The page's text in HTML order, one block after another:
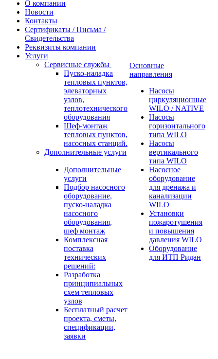
О компании
Новости
Контакты
Сертификаты / Письма /
Свидетельства
Реквизиты компании
Услуги
Сервисные службы
Пуско-наладка
тепловых пунктов,
элеваторных
узлов,
теплотехнического
оборудования
Шеф-монтаж
тепловых пунктов,
насосных станций.
Дополнительные услуги
Дополнительные
услуги
Подбор насосного
оборудование,
пуско-наладка
насосного
оборудования,
шеф монтаж
Комплексная
поставка
технических
решений:
Разработка
принципиальных
схем тепловых
узлов
Бесплатный расчет
проекта, сметы,
спецификации,
заявки
Основные
направления
Насосы
циркуляционные
WILO / NATIVE
Насосы
горизонтального
типа WILO
Насосы
вертикального
типа WILO
Насосное
оборудование
для дренажа и
канализации
WILO
Установки
пожаротушения
и повышения
давления WILO
Оборудование
для ИТП Ридан